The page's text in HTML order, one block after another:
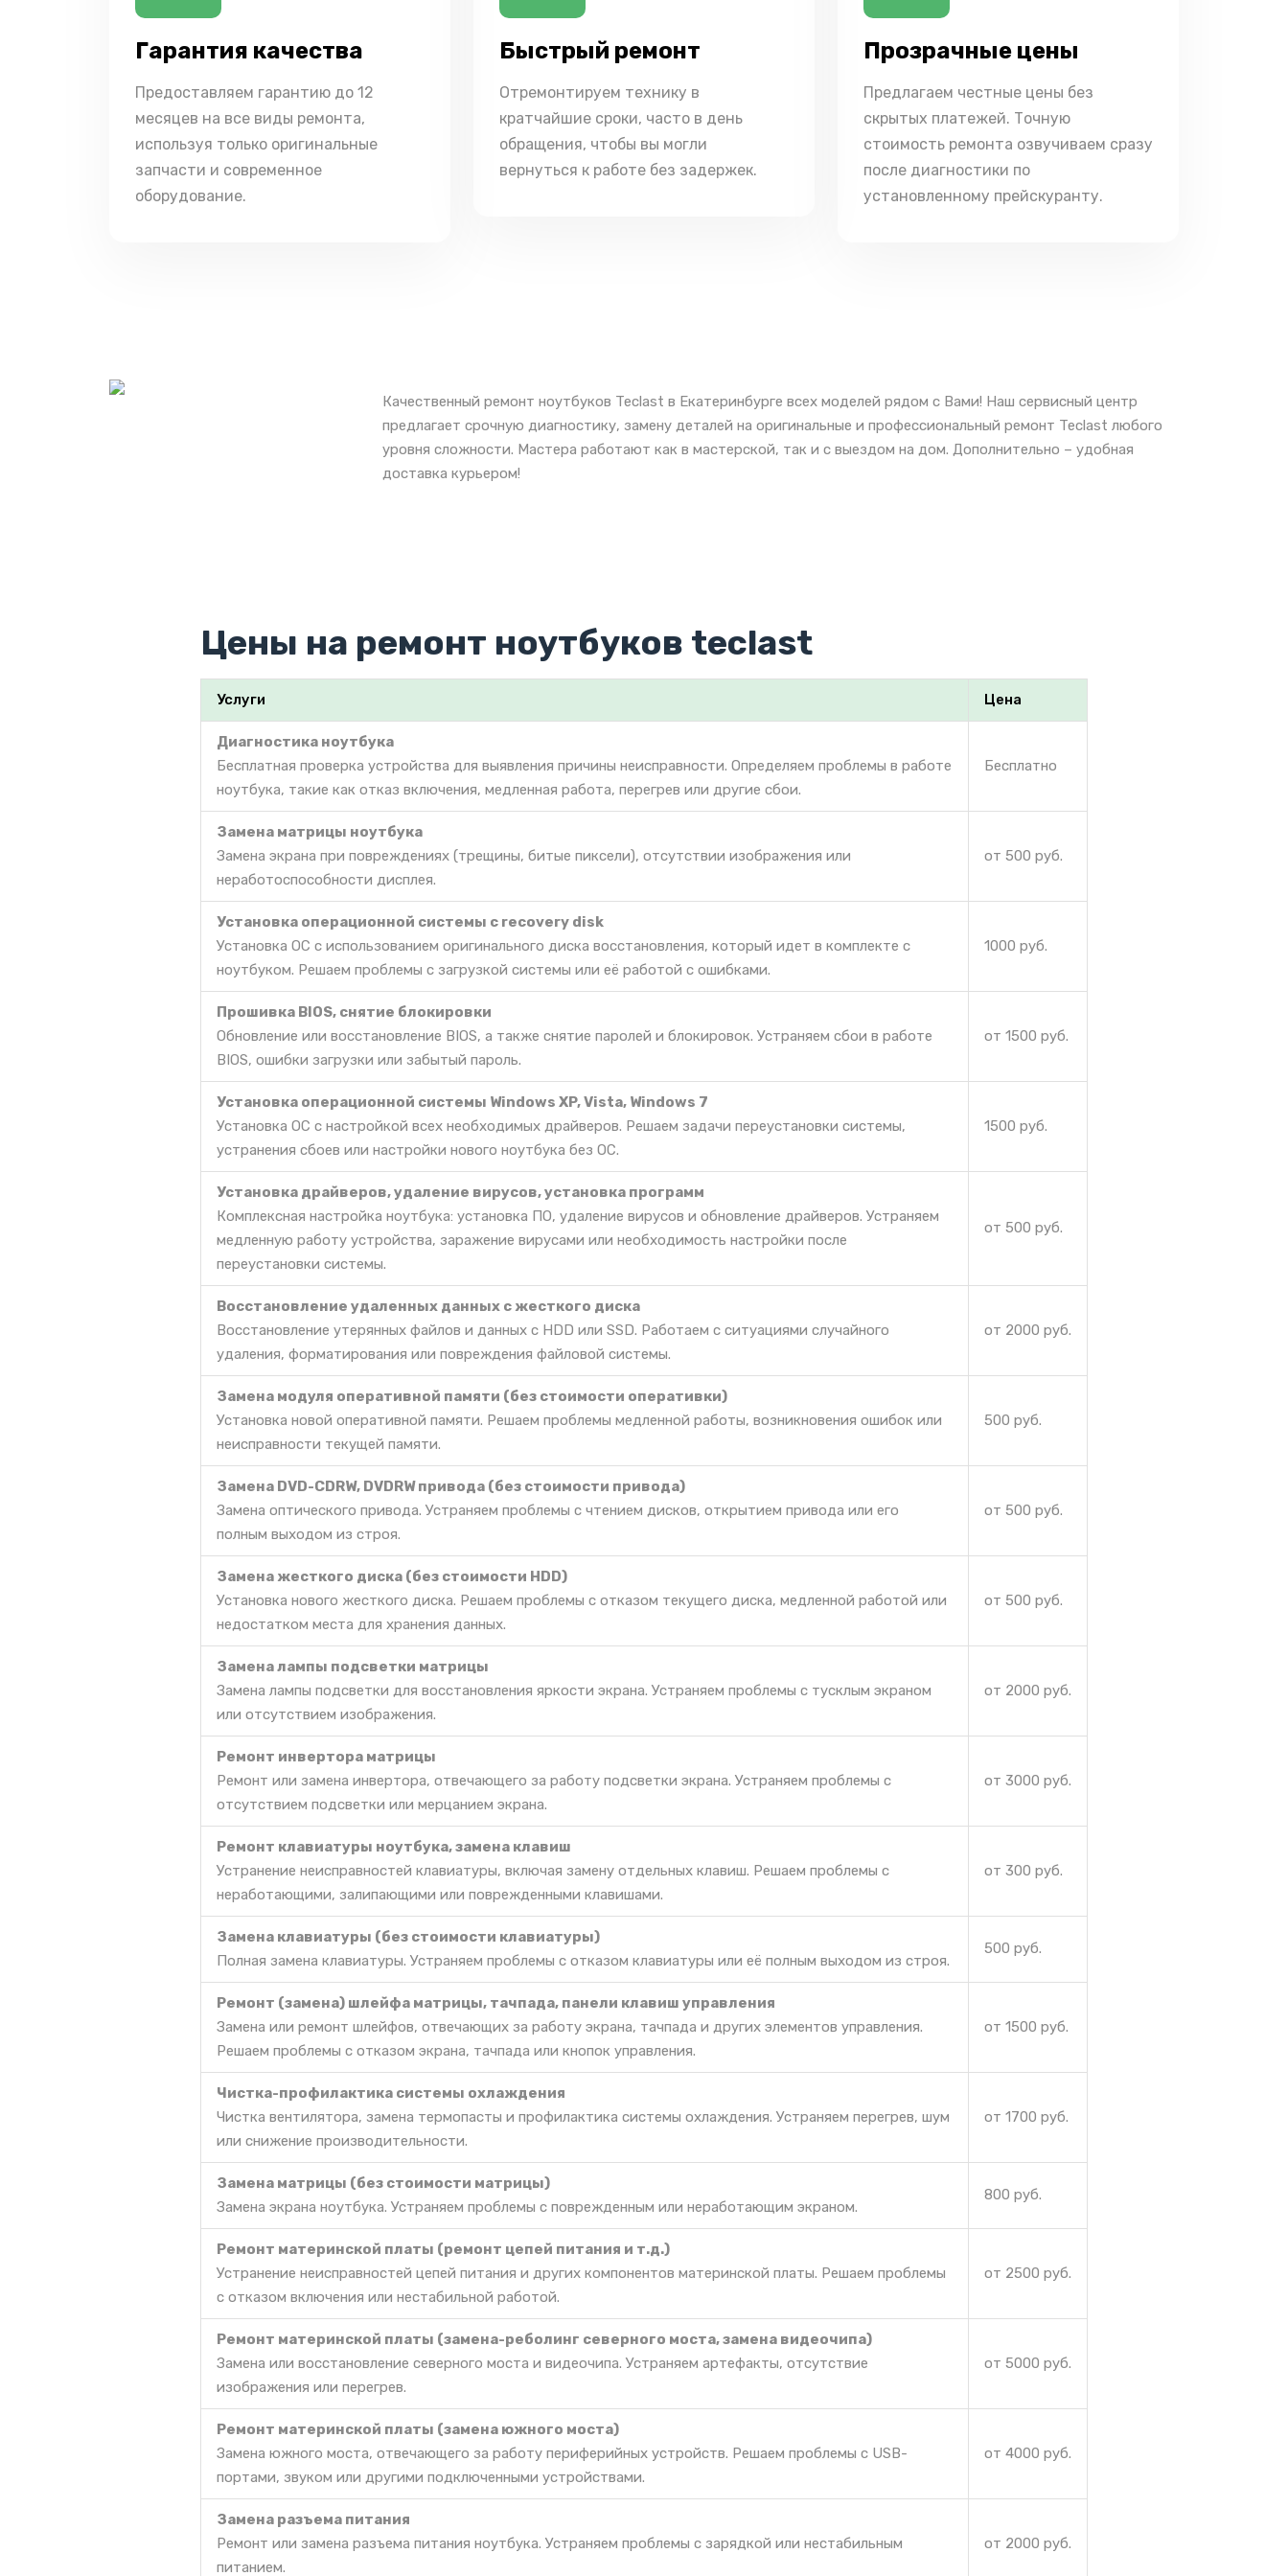
Гарантия качества
Предоставляем гарантию до 12
месяцев на все виды ремонта,
используя только оригинальные
запчасти и современное
оборудование.
Быстрый ремонт
Отремонтируем технику в
кратчайшие сроки, часто в день
обращения, чтобы вы могли
вернуться к работе без задержек.
Прозрачные цены
Предлагаем честные цены без
скрытых платежей. Точную
стоимость ремонта озвучиваем сразу
после диагностики по
установленному прейскуранту.
Качественный ремонт ноутбуков Teclast в Екатеринбурге всех моделей рядом с Вами! Наш сервисный центр
предлагает срочную диагностику, замену деталей на оригинальные и профессиональный ремонт Teclast любого
уровня сложности. Мастера работают как в мастерской, так и с выездом на дом. Дополнительно – удобная
доставка курьером!
Цены на ремонт ноутбуков teclast
Услуги Цена
Диагностика ноутбука
Бесплатная проверка устройства для выявления причины неисправности. Определяем проблемы в работе
ноутбука, такие как отказ включения, медленная работа, перегрев или другие сбои.
Бесплатно
Замена матрицы ноутбука
Замена экрана при повреждениях (трещины, битые пиксели), отсутствии изображения или
неработоспособности дисплея.
от 500 руб.
Установка операционной системы c recovery disk
Установка ОС с использованием оригинального диска восстановления, который идет в комплекте с
ноутбуком. Решаем проблемы с загрузкой системы или её работой с ошибками.
1000 руб.
Прошивка BIOS, снятие блокировки
Обновление или восстановление BIOS, а также снятие паролей и блокировок. Устраняем сбои в работе
BIOS, ошибки загрузки или забытый пароль.
от 1500 руб.
Установка операционной системы Windows XP, Vista, Windows 7
Установка ОС с настройкой всех необходимых драйверов. Решаем задачи переустановки системы,
устранения сбоев или настройки нового ноутбука без ОС.
1500 руб.
Установка драйверов, удаление вирусов, установка программ
Комплексная настройка ноутбука: установка ПО, удаление вирусов и обновление драйверов. Устраняем
медленную работу устройства, заражение вирусами или необходимость настройки после
переустановки системы.
от 500 руб.
Восстановление удаленных данных с жесткого диска
Восстановление утерянных файлов и данных с HDD или SSD. Работаем с ситуациями случайного
удаления, форматирования или повреждения файловой системы.
от 2000 руб.
Замена модуля оперативной памяти (без стоимости оперативки)
Установка новой оперативной памяти. Решаем проблемы медленной работы, возникновения ошибок или
неисправности текущей памяти.
500 руб.
Замена DVD-CDRW, DVDRW привода (без стоимости привода)
Замена оптического привода. Устраняем проблемы с чтением дисков, открытием привода или его
полным выходом из строя.
от 500 руб.
Замена жесткого диска (без стоимости HDD)
Установка нового жесткого диска. Решаем проблемы с отказом текущего диска, медленной работой или
недостатком места для хранения данных.
от 500 руб.
Замена лампы подсветки матрицы
Замена лампы подсветки для восстановления яркости экрана. Устраняем проблемы с тусклым экраном
или отсутствием изображения.
от 2000 руб.
Ремонт инвертора матрицы
Ремонт или замена инвертора, отвечающего за работу подсветки экрана. Устраняем проблемы с
отсутствием подсветки или мерцанием экрана.
от 3000 руб.
Ремонт клавиатуры ноутбука, замена клавиш
Устранение неисправностей клавиатуры, включая замену отдельных клавиш. Решаем проблемы с
неработающими, залипающими или поврежденными клавишами.
от 300 руб.
Замена клавиатуры (без стоимости клавиатуры)
Полная замена клавиатуры. Устраняем проблемы с отказом клавиатуры или её полным выходом из строя.
500 руб.
Ремонт (замена) шлейфа матрицы, тачпада, панели клавиш управления
Замена или ремонт шлейфов, отвечающих за работу экрана, тачпада и других элементов управления.
Решаем проблемы с отказом экрана, тачпада или кнопок управления.
от 1500 руб.
Чистка-профилактика системы охлаждения
Чистка вентилятора, замена термопасты и профилактика системы охлаждения. Устраняем перегрев, шум
или снижение производительности.
от 1700 руб.
Замена матрицы (без стоимости матрицы)
Замена экрана ноутбука. Устраняем проблемы с поврежденным или неработающим экраном.
800 руб.
Ремонт материнской платы (ремонт цепей питания и т.д.)
Устранение неисправностей цепей питания и других компонентов материнской платы. Решаем проблемы
с отказом включения или нестабильной работой.
от 2500 руб.
Ремонт материнской платы (замена-реболинг северного моста, замена видеочипа)
Замена или восстановление северного моста и видеочипа. Устраняем артефакты, отсутствие
изображения или перегрев.
от 5000 руб.
Ремонт материнской платы (замена южного моста)
Замена южного моста, отвечающего за работу периферийных устройств. Решаем проблемы с USB-
портами, звуком или другими подключенными устройствами.
от 4000 руб.
Замена разъема питания
Ремонт или замена разъема питания ноутбука. Устраняем проблемы с зарядкой или нестабильным
питанием.
от 2000 руб.